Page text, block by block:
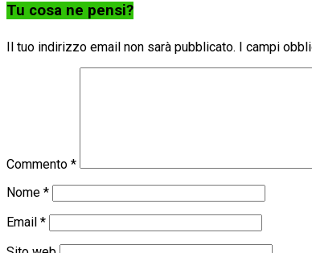
Tu cosa ne pensi?
Il tuo indirizzo email non sarà pubblicato. I campi
Commento *
Nome *
Email *